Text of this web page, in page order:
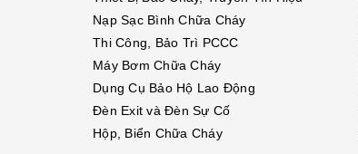
Nạp Sạc Bình Chữa Cháy
Thi Công, Bảo Trì PCCC
Máy Bơm Chữa Cháy
Dụng Cụ Bảo Hộ Lao Động
Đèn Exit và Đèn Sự Cố
Hộp, Biển Chữa Cháy